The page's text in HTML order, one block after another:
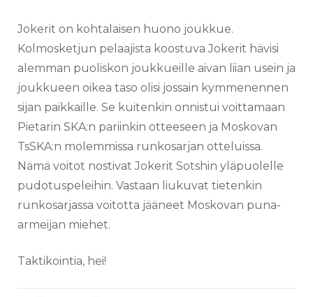
Jokerit on kohtalaisen huono joukkue.
Kolmosketjun pelaajista koostuva Jokerit hävisi
alemman puoliskon joukkueille aivan liian usein ja
joukkueen oikea taso olisi jossain kymmenennen
sijan paikkaille. Se kuitenkin onnistui voittamaan
Pietarin SKA:n pariinkin otteeseen ja Moskovan
TsSKA:n molemmissa runkosarjan otteluissa.
Nämä voitot nostivat Jokerit Sotshin yläpuolelle
pudotuspeleihin. Vastaan liukuvat tietenkin
runkosarjassa voitotta jääneet Moskovan puna-
armeijan miehet.
Taktikointia, hei!